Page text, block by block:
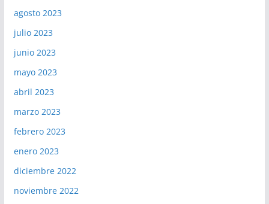
agosto 2023
julio 2023
junio 2023
mayo 2023
abril 2023
marzo 2023
febrero 2023
enero 2023
diciembre 2022
noviembre 2022